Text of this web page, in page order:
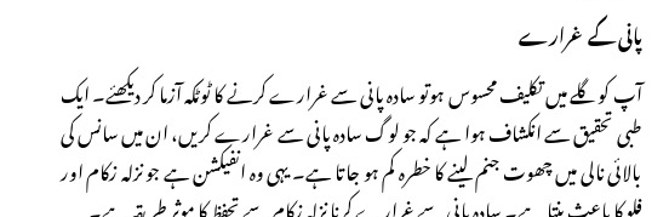
پانی کے غرارے
آپ کو گلے میں تکلیف محسوس ہوتو سادہ پانی سے غرارے کرنے کا ٹوٹکہ آزما کر دیکھئے۔ ایک
طبی تحقیق سے انکشاف ہوا ہے کہ جو لوگ سادہ پانی سے غرارے کریں، ان میں سانس کی
بالائی نالی میں چھوت جنم لینے کا خطرہ کم ہو جاتا ہے۔ یہی وہ انفیکشن ہے جو نزلہ زکام اور
فلو کا باعث بنتا ہے۔ سادہ پانی سے غرارے کرنا نزلہ زکام سے تحفظ کا موثر طریقہ ہے۔